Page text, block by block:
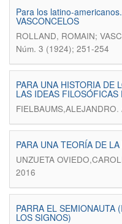
Para los latino-
VASCONCELOS
ROLLAND, ROMAIN;
Núm. 3 (1924); 251-254
PARA UNA HISTORIA DE
LAS IDEAS
FIELBAUMS,ALEJANDRO.
PARA UNA TEORÍA DE
UNZUETA
2016
PARRA EL SEMIONAUTA
LOS SIGNOS)